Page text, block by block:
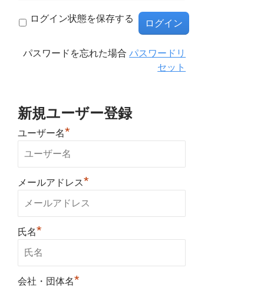
ログイン状態を保存する
パスワードを忘れた場合パスワードリ
セット
新規ユーザー登録
ユーザー名*
メールアドレス*
氏名*
会社・団体名*